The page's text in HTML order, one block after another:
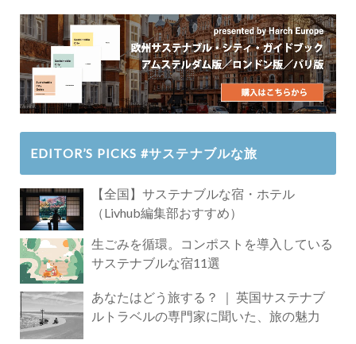
EDITOR’S PICKS #サステナブルな旅
【全国】サステナブルな宿・ホテル
（Livhub編集部おすすめ）
生ごみを循環。コンポストを導入している
サステナブルな宿11選
あなたはどう旅する？ ｜ 英国サステナブ
ルトラベルの専門家に聞いた、旅の魅力